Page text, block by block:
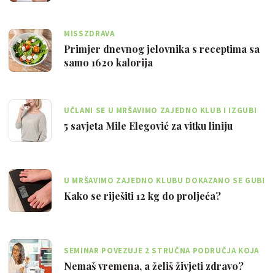
MISSZDRAVA
Primjer dnevnog jelovnika s receptima sa
samo 1620 kalorija
UČLANI SE U MRŠAVIMO ZAJEDNO KLUB I IZGUBI
KILOGRAME S MILOM!
5 savjeta Mile Elegović za vitku liniju
U MRŠAVIMO ZAJEDNO KLUBU DOKAZANO SE GUBI
OD 0,5 DO 1 KILOGRAM TJEDNO
Kako se riješiti 12 kg do proljeća?
SEMINAR POVEZUJE 2 STRUČNA PODRUČJA KOJA
OBUHVAĆAJU NUTRICIONIZAM I PSIHOLOGIJU
Nemaš vremena, a želiš živjeti zdravo?